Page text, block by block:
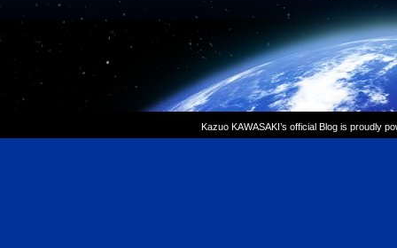
Kazuo KAWASAKI’s official Blog is proudly